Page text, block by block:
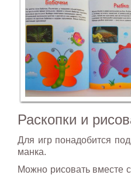
Раскопки и
Для игр понадобится
манка.
Можно рисовать вместе